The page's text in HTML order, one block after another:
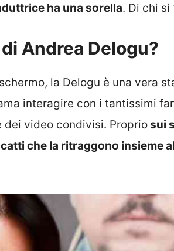
ha una sorella. Di chi si
Andrea Delogu?
la Delogu è una vera
interagire con i tantissimi
dei video condivisi. Propriosui
che la ritraggono insieme